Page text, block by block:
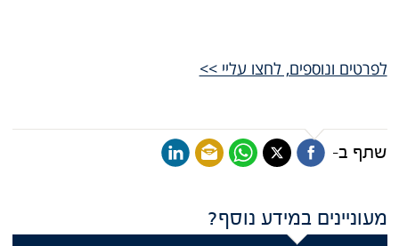
לפרטים ונוספים, לחצו עליי >>
שתף ב-
מעוניינים במידע נוסף?